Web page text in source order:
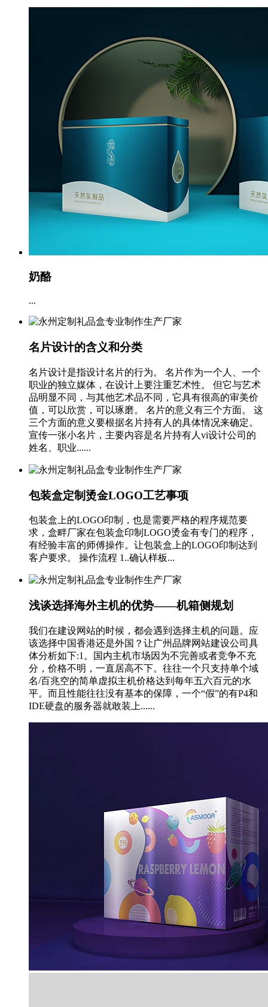
奶酪
...
名片设计的含义和分类
名片设计是指设计名片的行为。 名片作为一个人、一个
职业的独立媒体，在设计上要注重艺术性。 但它与艺术
品明显不同，与其他艺术品不同，它具有很高的审美价
值，可以欣赏，可以琢磨。 名片的意义有三个方面。 这
三个方面的意义要根据名片持有人的具体情况来确定。
宣传一张小名片，主要内容是名片持有人vi设计公司的
姓名、职业......
包装盒定制烫金LOGO工艺事项
包装盒上的LOGO印制，也是需要严格的程序规范要
求，盒畔厂家在包装盒印制LOGO烫金有专门的程序，
有经验丰富的师傅操作。让包装盒上的LOGO印制达到
客户要求。 操作流程 1..确认样板...
浅谈选择海外主机的优势——机箱侧规划
我们在建设网站的时候，都会遇到选择主机的问题。应
该选择中国香港还是外国？让广州品牌网站建设公司具
体分析如下:1。国内主机市场因为不完善或者竞争不充
分，价格不明，一直居高不下。往往一个只支持单个域
名/百兆空的简单虚拟主机价格达到每年五六百元的水
平。而且性能往往没有基本的保障，一个“假”的有P4和
IDE硬盘的服务器就敢装上......